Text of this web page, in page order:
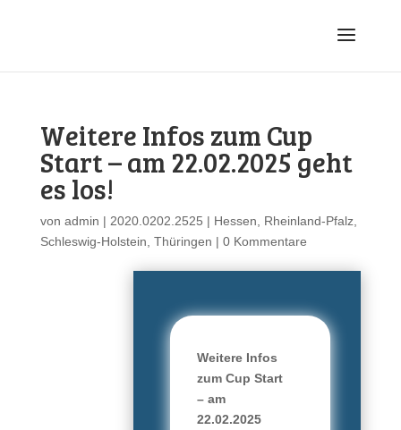
Weitere Infos zum Cup
Start – am 22.02.2025 geht
es los!
von admin | 2020.0202.2525 | Hessen Rheinland-Pfalz,
Schleswig-Holstein Thüringen | 0 Kommentare
Weitere Infos
zum Cup Start
– am
22.02.2025